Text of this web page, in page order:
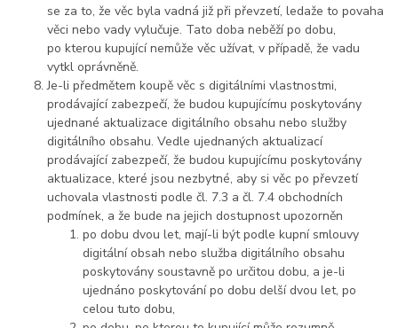
se za to, že věc byla vadná již při převzetí, ledaže to povaha
věci nebo vady vylučuje. Tato doba neběží po dobu,
po kterou kupující nemůže věc užívat, v případě, že vadu
vytkl oprávněně.
Je-li předmětem koupě věc s digitálními vlastnostmi,
prodávající zabezpečí, že budou kupujícímu poskytovány
ujednané aktualizace digitálního obsahu nebo služby
digitálního obsahu. Vedle ujednaných aktualizací
prodávající zabezpečí, že budou kupujícímu poskytovány
aktualizace, které jsou nezbytné, aby si věc po převzetí
uchovala vlastnosti podle čl. 7.3 a čl. 7.4 obchodních
podmínek, a že bude na jejich dostupnost upozorněn
po dobu dvou let, mají-li být podle kupní smlouvy
digitální obsah nebo služba digitálního obsahu
poskytovány soustavně po určitou dobu, a je-li
ujednáno poskytování po dobu delší dvou let, po
celou tuto dobu,